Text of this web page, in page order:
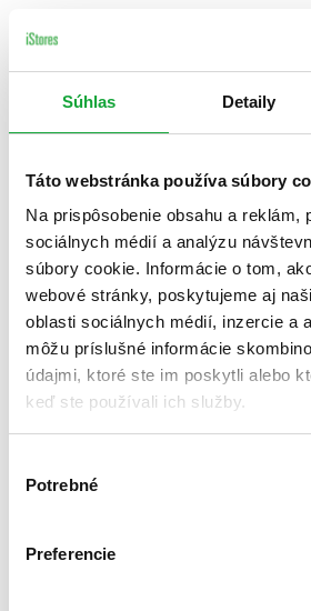
Súhlas Detaily
Táto webstránka používa súbory
Na prispôsobenie obsahu a reklám,
sociálnych médií a analýzu
súbory cookie. Informácie o tom,
webové stránky, poskytujeme aj
oblasti sociálnych médií, inzercie a
môžu príslušné informácie
údajmi, ktoré ste im poskytli alebo
keď ste používali ich služby.
súhlasu
Potrebné
Preferencie